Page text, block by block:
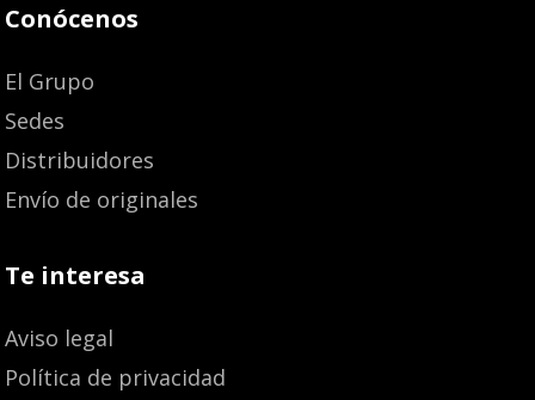
Conócenos
El Grupo
Sedes
Distribuidores
Envío de originales
Te interesa
Aviso legal
Política de privacidad